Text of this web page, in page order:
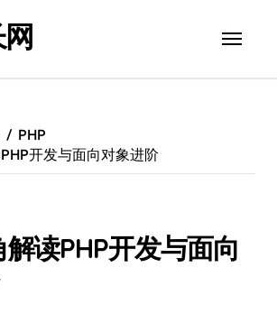
PHP
开发与面向对象进阶
读PHP开发与面向